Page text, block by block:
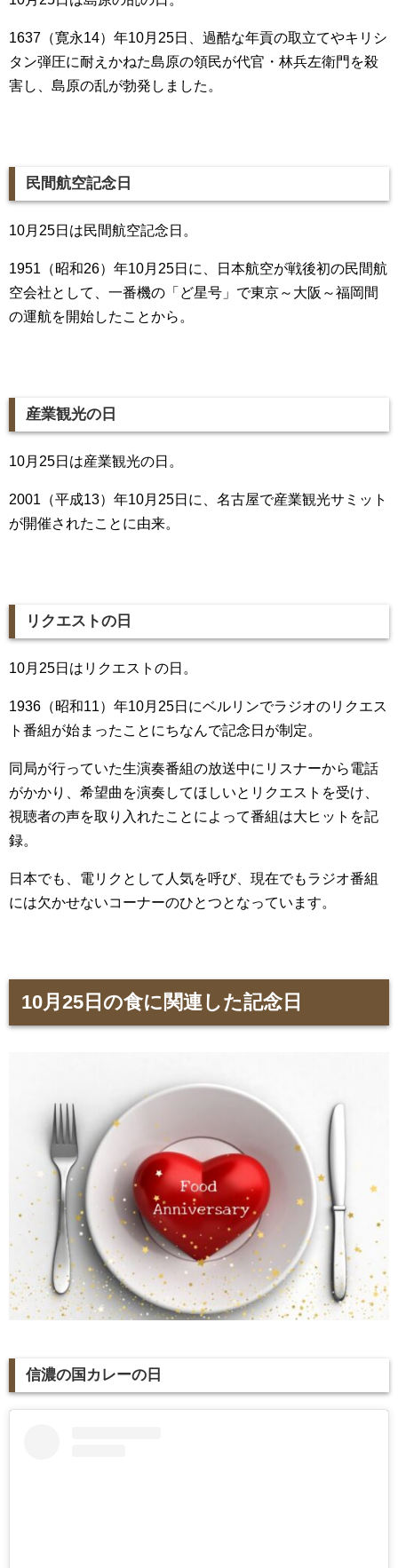
1637（寛永14）年10月25日、過酷な年貢の取立てやキリシ
タン弾圧に耐えかねた島原の領民が代官・林兵左衛門を殺
害し、島原の乱が勃発しました。
民間航空記念日
10月25日は民間航空記念日。
1951（昭和26）年10月25日に、日本航空が戦後初の民間航
空会社として、一番機の「ど星号」で東京～大阪～福岡間
の運航を開始したことから。
産業観光の日
10月25日は産業観光の日。
2001（平成13）年10月25日に、名古屋で産業観光サミット
が開催されたことに由来。
リクエストの日
10月25日はリクエストの日。
1936（昭和11）年10月25日にベルリンでラジオのリクエス
ト番組が始まったことにちなんで記念日が制定。
同局が行っていた生演奏番組の放送中にリスナーから電話
がかかり、希望曲を演奏してほしいとリクエストを受け、
視聴者の声を取り入れたことによって番組は大ヒットを記
録。
日本でも、電リクとして人気を呼び、現在でもラジオ番組
には欠かせないコーナーのひとつとなっています。
10月25日の食に関連した記念日
信濃の国カレーの日